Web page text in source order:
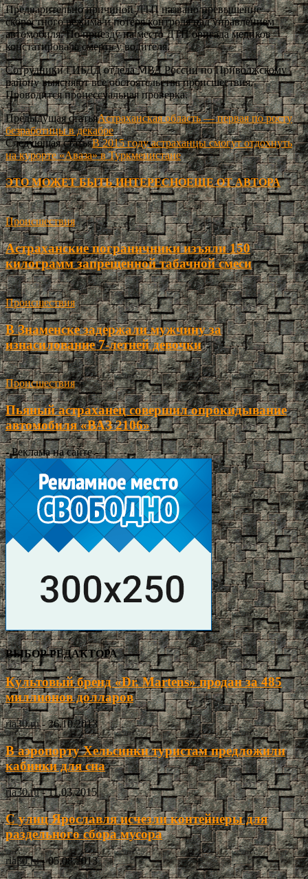
Предварительно причиной ДТП названо превышение
скоростного режима и потеря контроля над управлением
автомобиля. По приезду на место ДТП бригада медиков
констатировала смерть у водителя.
Сотрудники ГИБДД отдела МВД России по Приволжскому
району выясняют все обстоятельства происшествия.
Проводится процессуальная проверка.
Предыдущая статьяАстраханская область — первая по росту
безработицы в декабре
Следующая статьяВ 2015 году астраханцы смогут отдохнуть
на курорте «Аваза» в Туркменистане
ЭТО МОЖЕТ БЫТЬ ИНТЕРЕСНОЕЩЕ ОТ АВТОРА
Происшествия
Астраханские пограничники изъяли 150
килограмм запрещенной табачной смеси
Происшествия
В Знаменске задержали мужчину за
изнасилование 7-летней девочки
Происшествия
Пьяный астраханец совершил опрокидывание
автомобиля «ВАЗ 2106»
- Реклама на сайте -
ВЫБОР РЕДАКТОРА
Культовый бренд «Dr. Martens» продан за 485
миллионов долларов
ria30.ru - 26.10.2013
В аэропорту Хельсинки туристам предложили
кабинки для сна
ria30.ru - 11.03.2015
С улиц Ярославля исчезли контейнеры для
раздельного сбора мусора
ria30.ru - 05.08.2013